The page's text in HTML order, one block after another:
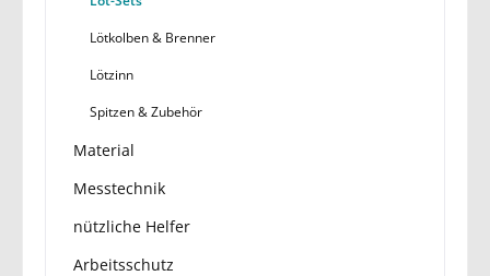
Lötkolben & Brenner
Lötzinn
Spitzen & Zubehör
Material
Messtechnik
nützliche Helfer
Arbeitsschutz